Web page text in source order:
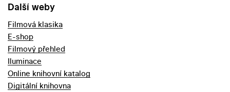
Další weby
Filmová klasika
E-shop
Filmový přehled
Iluminace
Online knihovní katalog
Digitální knihovna